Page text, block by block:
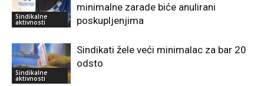
Sindikalne
aktivnosti
minimalne zarade biće anulirani
poskupljenjima
Sindikalne
aktivnosti
Sindikati žele veći minimalac za bar 20
odsto